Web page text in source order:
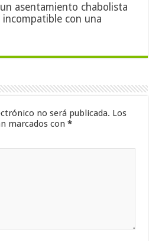
asentamiento chabolista
con una
no será publicada. Los
marcados con*